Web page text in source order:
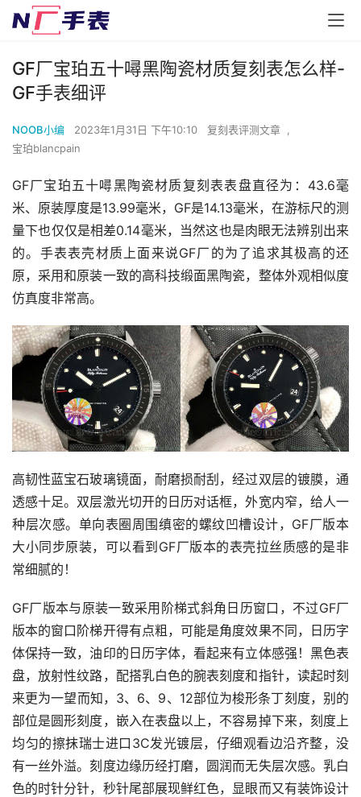
GF厂宝珀五十噚黑陶瓷材质复刻表怎么样-
GF手表细评
NOOB小编 2023年1月31日 下午10:10 复刻表评测文章
宝珀blancpain
GF厂宝珀五十噚黑陶瓷材质复刻表表盘直径为：43.6毫
米、原装厚度是13.99毫米，GF是14.13毫米，在游标尺的测
量下也仅仅是相差0.14毫米，当然这也是肉眼无法辨别出来
的。手表表壳材质上面来说GF厂的为了追求其极高的还
原，采用和原装一致的高科技缎面黑陶瓷，整体外观相似度
仿真度非常高。
高韧性蓝宝石玻璃镜面，耐磨损耐刮，经过双层的镀膜，通
透感十足。双层激光切开的日历对话框，外宽内窄，给人一
种层次感。单向表圈周围缜密的螺纹凹槽设计，GF厂版本
大小同步原装，可以看到GF厂版本的表壳拉丝质感的是非
常细腻的！
GF厂版本与原装一致采用阶梯式斜角日历窗口，不过GF厂
版本的窗口阶梯开得有点粗，可能是角度效果不同，日历字
体保持一致，油印的日历字体，看起来有立体感强！黑色表
盘，放射性纹路，配搭乳白色的腕表刻度和指针，读起时刻
来更为一望而知，3、6、9、12部位为梭形条丁刻度，别的
部位是圆形刻度，嵌入在表盘以上，不容易掉下来，刻度上
均匀的擦抹瑞士进口3C发光镀层，仔细观看边沿齐整，没
有一丝外溢。刻度边缘历经打磨，圆润而无失层次感。乳白
色的时针分针，秒针尾部展现鲜红色，显眼而又有装饰设计